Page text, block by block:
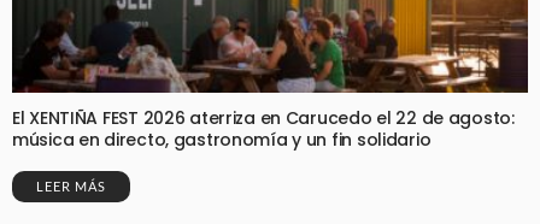
El XENTIÑA FEST 2026 aterriza en Carucedo el 22 de agosto:
música en directo, gastronomía y un fin solidario
LEER MÁS